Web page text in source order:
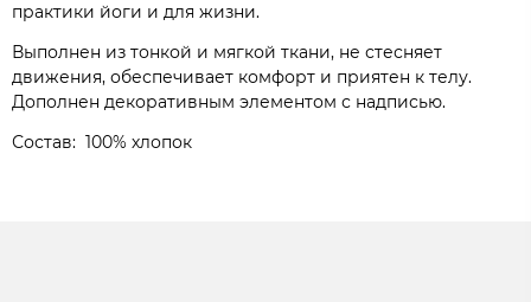
практики йоги и для жизни.
Выполнен из тонкой и мягкой ткани, не стесняет
движения, обеспечивает комфорт и приятен к телу.
Дополнен декоративным элементом с надписью.
Состав: 100% хлопок